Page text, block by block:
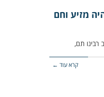
מזיע וחם
קרא עוד ←